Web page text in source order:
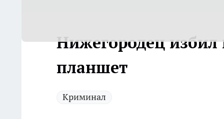
Нижегородец избил
планшет
Криминал